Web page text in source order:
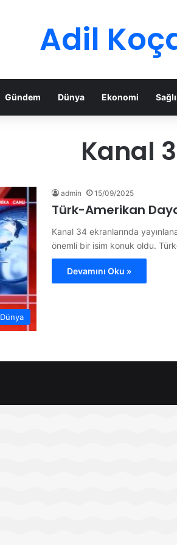
Adil
Gündem Dünya Ekonomi
Kanal
Dünya
admin 15/09/2025
Türk-Amerikan
Kanal 34 ekranlarında
önemli bir isim konuk oldu.
Devamını Oku »